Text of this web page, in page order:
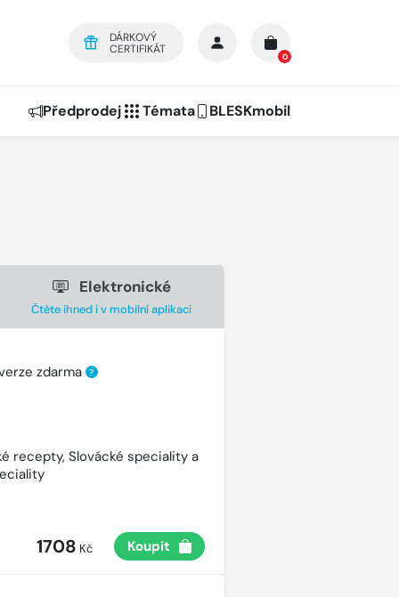
DÁRKOVÝ
CERTIFIKÁT
0
Předprodej Témata BLESKmobil
Elektronické
Čtěte ihned i v mobilní aplikaci
zdarma ?
recepty, Slovácké speciality a
1708 Kč Koupit